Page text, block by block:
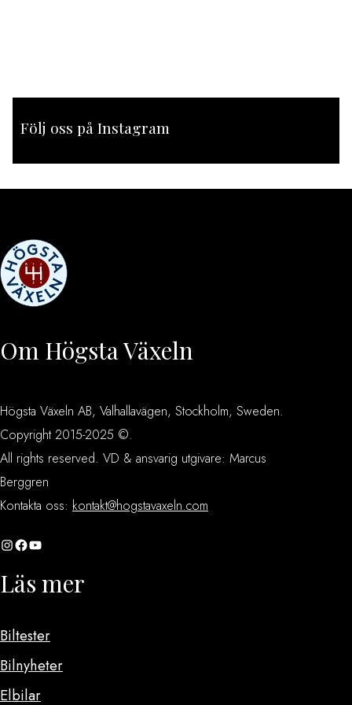
Följ oss på Instagram
Om Högsta Växeln
Högsta Växeln AB, Valhallavägen, Stockholm, Sweden.
Copyright 2015-2025 ©.
All rights reserved. VD & ansvarig utgivare: Marcus
Berggren
Kontakta oss: kontakt@hogstavaxeln.com
InstagramFacebook YouTube
Läs mer
Biltester
Bilnyheter
Elbilar